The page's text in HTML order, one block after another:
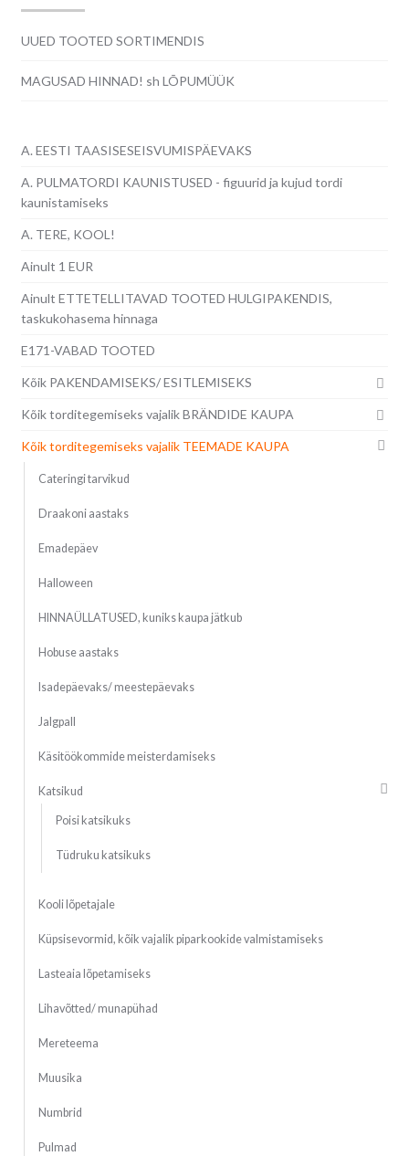
UUED TOOTED SORTIMENDIS
MAGUSAD HINNAD! sh LÕPUMÜÜK
A. EESTI TAASISESEISVUMISPÄEVAKS
A. PULMATORDI KAUNISTUSED - figuurid ja kujud tordi
kaunistamiseks
A. TERE, KOOL!
Ainult 1 EUR
Ainult ETTETELLITAVAD TOOTED HULGIPAKENDIS,
taskukohasema hinnaga
E171-VABAD TOOTED
Kõik PAKENDAMISEKS/ ESITLEMISEKS
Kõik torditegemiseks vajalik BRÄNDIDE KAUPA
Kõik torditegemiseks vajalik TEEMADE KAUPA
Cateringi tarvikud
Draakoni aastaks
Emadepäev
Halloween
HINNAÜLLATUSED, kuniks kaupa jätkub
Hobuse aastaks
Isadepäevaks/ meestepäevaks
Jalgpall
Käsitöökommide meisterdamiseks
Katsikud
Poisi katsikuks
Tüdruku katsikuks
Kooli lõpetajale
Küpsisevormid, kõik vajalik piparkookide valmistamiseks
Lasteaia lõpetamiseks
Lihavõtted/ munapühad
Mereteema
Muusika
Numbrid
Pulmad